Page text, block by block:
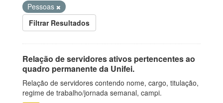
Pessoas
Filtrar Resultados
Relação de servidores ativos pertencentes ao
quadro permanente da Unifei.
Relação de servidores contendo nome, cargo, titulação,
regime de trabalho/jornada semanal, campi.